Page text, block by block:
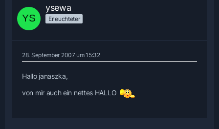
ysewa
Erleuchteter
28. September 2007 um 15:32
Hallo janaszka,
von mir auch ein nettes HALLO